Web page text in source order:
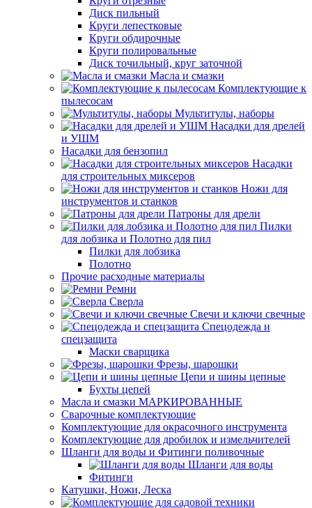
Диск пильный
Круги лепестковые
Круги обдирочные
Круги полировальные
Диск точильный, круг заточной
Масла и смазки
Комплектующие к
пылесосам
Мультитулы, наборы
Насадки для дрелей
и УШМ
Насадки для бензопил
Насадки
для строительных миксеров
Ножи для
инструментов и станков
Патроны для дрели
Пилки
для лобзика и Полотно для пил
Пилки для лобзика
Полотно
Прочие расходные материалы
Ремни
Сверла
Свечи и ключи свечные
Спецодежда и
спецзащита
Маски сварщика
Фрезы, шарошки
Цепи и шины цепные
Бухты цепей
Масла и смазки МАРКИРОВАННЫЕ
Сварочные комплектующие
Комплектующие для окрасочного инструмента
Комплектующие для дробилок и измельчителей
Шланги для воды и Фитинги поливочные
Шланги для воды
Фитинги
Катушки, Ножи, Леска